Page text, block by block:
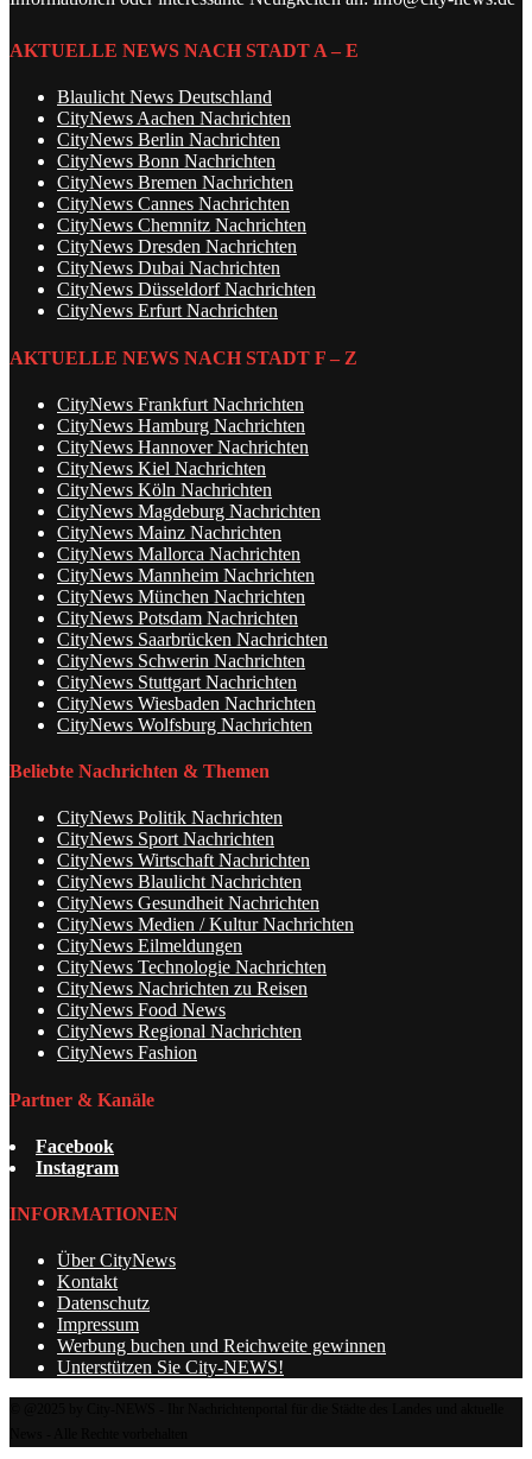
AKTUELLE NEWS NACH STADT A – E
Blaulicht News Deutschland
CityNews Aachen Nachrichten
CityNews Berlin Nachrichten
CityNews Bonn Nachrichten
CityNews Bremen Nachrichten
CityNews Cannes Nachrichten
CityNews Chemnitz Nachrichten
CityNews Dresden Nachrichten
CityNews Dubai Nachrichten
CityNews Düsseldorf Nachrichten
CityNews Erfurt Nachrichten
AKTUELLE NEWS NACH STADT F – Z
CityNews Frankfurt Nachrichten
CityNews Hamburg Nachrichten
CityNews Hannover Nachrichten
CityNews Kiel Nachrichten
CityNews Köln Nachrichten
CityNews Magdeburg Nachrichten
CityNews Mainz Nachrichten
CityNews Mallorca Nachrichten
CityNews Mannheim Nachrichten
CityNews München Nachrichten
CityNews Potsdam Nachrichten
CityNews Saarbrücken Nachrichten
CityNews Schwerin Nachrichten
CityNews Stuttgart Nachrichten
CityNews Wiesbaden Nachrichten
CityNews Wolfsburg Nachrichten
Beliebte Nachrichten & Themen
CityNews Politik Nachrichten
CityNews Sport Nachrichten
CityNews Wirtschaft Nachrichten
CityNews Blaulicht Nachrichten
CityNews Gesundheit Nachrichten
CityNews Medien / Kultur Nachrichten
CityNews Eilmeldungen
CityNews Technologie Nachrichten
CityNews Nachrichten zu Reisen
CityNews Food News
CityNews Regional Nachrichten
CityNews Fashion
Partner & Kanäle
Facebook
Instagram
INFORMATIONEN
Über CityNews
Kontakt
Datenschutz
Impressum
Werbung buchen und Reichweite gewinnen
Unterstützen Sie City-NEWS!